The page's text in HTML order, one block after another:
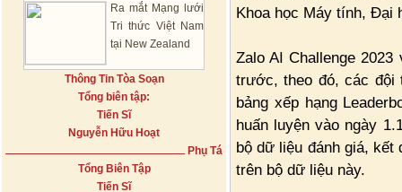
Ra mắt Mạng lưới
Tri thức Việt Nam
tại New Zealand
Thông Tin Tòa Soạn
Tổng biên tập:
Tiến Sĩ
Nguyễn Hữu Hoạt
Phụ Tá
Tổng Biên Tập
Tiến Sĩ
Khoa học Máy tính, Đại
Zalo AI Challenge
trước, theo đó, các đội
bảng xếp hạng
huấn luyện vào ngày
bộ dữ liệu đánh giá, kết
trên bộ dữ liệu này.